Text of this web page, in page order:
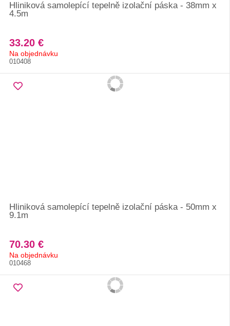
Hliniková samolepící tepelně izolační páska - 38mm x
4.5m
33.20 €
Na objednávku
010408
Hliniková samolepící tepelně izolační páska - 50mm x
9.1m
70.30 €
Na objednávku
010468